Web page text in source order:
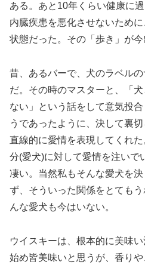
ある。あと10年くらい健康に
内臓疾患を悪化させないため
状態だった。その「歩き」が今
昔、あるバーで、犬のラベル
だ。その時のマスターと、「
ない」という話をして意気投
うであったように、決して裏
直線的に愛情を表現してくれ
分(愛犬)に対して愛情を注いで
凄い。当然私もそんな愛犬を
ず、そういった関係をとても
んな愛犬も今はいない。
ウイスキーは、根本的に美味
始め皆美味いと思うが、香りや